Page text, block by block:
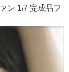
ン 1/7 完成品フ